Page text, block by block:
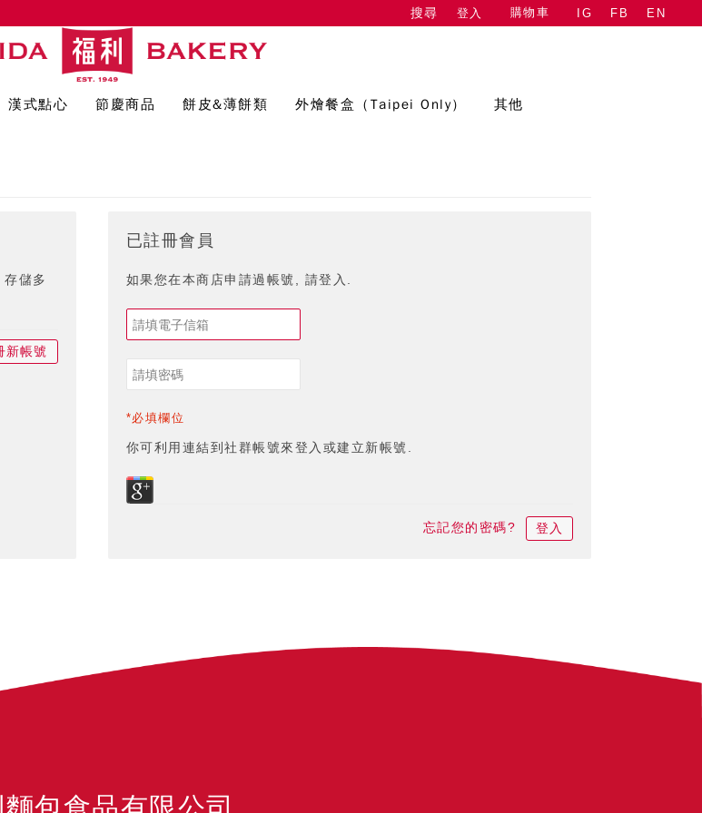
搜尋 登入 購物車 IG FB EN
漢式點心 節慶商品 餅皮&薄餅類 外燴餐盒（Taipei Only） 其他
儲多
新帳號
已註冊會員
如果您在本商店申請過帳號, 請登入.
*必填欄位
你可利用連結到社群帳號來登入或建立新帳號.
忘記您的密碼? 登入